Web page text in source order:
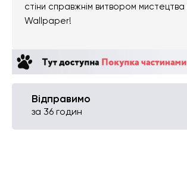
стіни справжнім витвором мистецтва
Wallpaper!
Відправимо
за 36 годин